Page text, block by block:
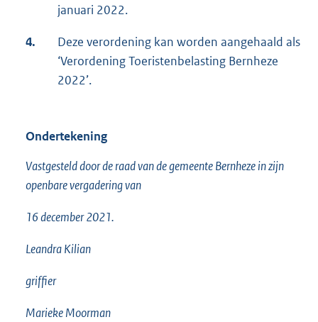
januari 2022.
4.
Deze verordening kan worden aangehaald als
‘Verordening Toeristenbelasting Bernheze
2022’.
Ondertekening
Vastgesteld door de raad van de gemeente Bernheze in zijn
openbare vergadering van
16 december 2021.
Leandra Kilian
griffier
Marieke Moorman